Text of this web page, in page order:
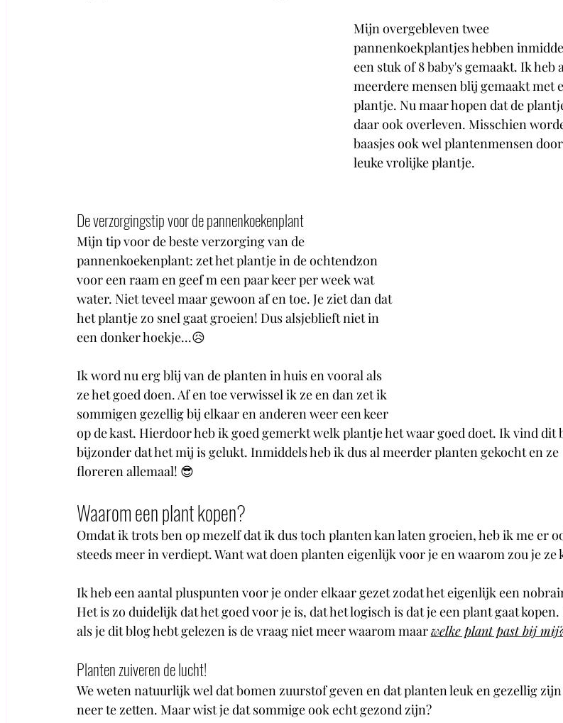
Mijn overgebleven twee
pannenkoekplantjes hebben
een stuk of 8 baby's gemaakt. Ik heb
meerdere mensen blij gemaakt met
plantje. Nu maar hopen dat de
daar ook overleven. Misschien
baasjes ook wel plantenmensen
leuke vrolijke plantje.
De verzorgingstip voor de pannenkoekenplant
Mijn tip voor de beste verzorging van de
pannenkoekenplant: zet het plantje in de ochtendzon
voor een raam en geef m een paar keer per week wat
water. Niet teveel maar gewoon af en toe. Je ziet dan dat
het plantje zo snel gaat groeien! Dus alsjeblieft niet in
een donker hoekje...😥
Ik word nu erg blij van de planten in huis en vooral als
ze het goed doen. Af en toe verwissel ik ze en dan zet ik
sommigen gezellig bij elkaar en anderen weer een keer
op de kast. Hierdoor heb ik goed gemerkt welk plantje het waar goed doet. Ik vind dit
bijzonder dat het mij is gelukt. Inmiddels heb ik dus al meerder planten gekocht en ze
floreren allemaal! 😎
Waarom een plant kopen?
Omdat ik trots ben op mezelf dat ik dus toch planten kan laten groeien, heb ik me er
steeds meer in verdiept. Want wat doen planten eigenlijk voor je en waarom zou je ze
Ik heb een aantal pluspunten voor je onder elkaar gezet zodat het eigenlijk een
Het is zo duidelijk dat het goed voor je is, dat het logisch is dat je een plant gaat kopen.
als je dit blog hebt gelezen is de vraag niet meer waarom maar welke plant past bij
Planten zuiveren de lucht!
We weten natuurlijk wel dat bomen zuurstof geven en dat planten leuk en gezellig
neer te zetten. Maar wist je dat sommige ook echt gezond zijn?